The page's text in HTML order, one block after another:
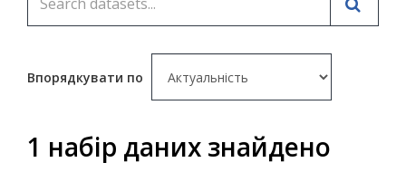
Впорядкувати по
1 набір даних знайдено